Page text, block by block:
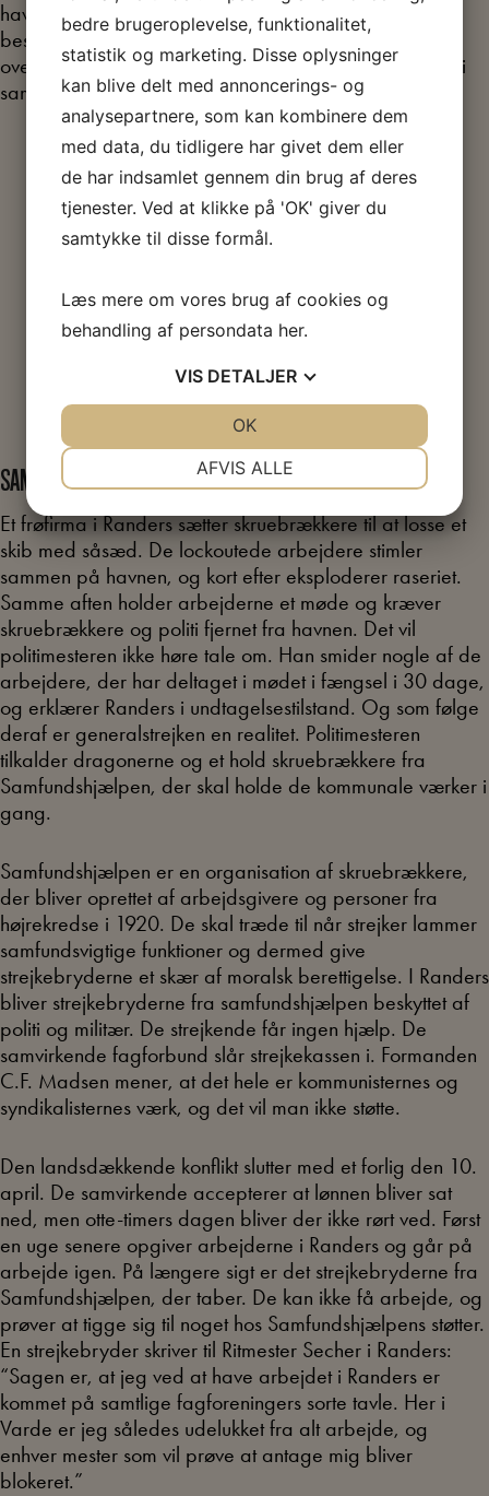
havnearbejderne i København alligevel går i arbejde
beslutter Arbejdsmandsforbundet at tiltræde
overenskomsten med DA. Dermed er konflikten ophørt i
samtlige fag – også “generalstrejken” i Randers.
Politi og soldater passer på skruebrækkere på
havnen i Randers under generalstrejken i 1922
SAMFUNDSHJÆLPEN
Et frøfirma i Randers sætter skruebrækkere til at losse et
skib med såsæd. De lockoutede arbejdere stimler
sammen på havnen, og kort efter eksploderer raseriet.
Samme aften holder arbejderne et møde og kræver
skruebrækkere og politi fjernet fra havnen. Det vil
politimesteren ikke høre tale om. Han smider nogle af de
arbejdere, der har deltaget i mødet i fængsel i 30 dage,
og erklærer Randers i undtagelsestilstand. Og som følge
deraf er generalstrejken en realitet. Politimesteren
tilkalder dragonerne og et hold skruebrækkere fra
Samfundshjælpen, der skal holde de kommunale værker i
gang.
Samfundshjælpen er en organisation af skruebrækkere,
der bliver oprettet af arbejdsgivere og personer fra
højrekredse i 1920. De skal træde til når strejker lammer
samfundsvigtige funktioner og dermed give
strejkebryderne et skær af moralsk berettigelse. I Randers
bliver strejkebryderne fra samfundshjælpen beskyttet af
politi og militær. De strejkende får ingen hjælp. De
samvirkende fagforbund slår strejkekassen i. Formanden
C.F. Madsen mener, at det hele er kommunisternes og
syndikalisternes værk, og det vil man ikke støtte.
Den landsdækkende konflikt slutter med et forlig den 10.
april. De samvirkende accepterer at lønnen bliver sat
ned, men otte-timers dagen bliver der ikke rørt ved. Først
en uge senere opgiver arbejderne i Randers og går på
arbejde igen. På længere sigt er det strejkebryderne fra
Samfundshjælpen, der taber. De kan ikke få arbejde, og
prøver at tigge sig til noget hos Samfundshjælpens støtter.
En strejkebryder skriver til Ritmester Secher i Randers:
“Sagen er, at jeg ved at have arbejdet i Randers er
kommet på samtlige fagforeningers sorte tavle. Her i
Varde er jeg således udelukket fra alt arbejde, og
enhver mester som vil prøve at antage mig bliver
blokeret.”
bedre brugeroplevelse, funktionalitet,
statistik og marketing. Disse oplysninger
kan blive delt med annoncerings- og
analysepartnere, som kan kombinere dem
med data, du tidligere har givet dem eller
de har indsamlet gennem din brug af deres
tjenester. Ved at klikke på 'OK' giver du
samtykke til disse formål.
Læs mere om vores brug af cookies og
behandling af persondata her.
VIS DETALJER
MARKETING STATISTIK
AFVIS ALLE
OK